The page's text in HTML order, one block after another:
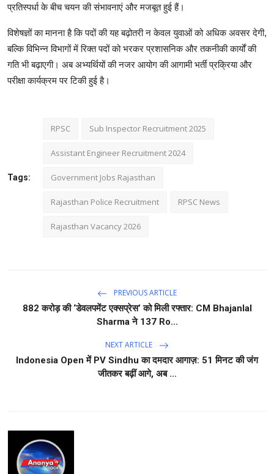
प्रतिस्पर्धा के बीच चयन की संभावनाएं और मजबूत हुई हैं।
विशेषज्ञों का मानना है कि पदों की यह बढ़ोतरी न केवल युवाओं को अधिक अवसर देगी,
बल्कि विभिन्न विभागों में रिक्त पदों को भरकर प्रशासनिक और तकनीकी कार्यों की
गति भी बढ़ाएगी। अब अभ्यर्थियों की नजर आयोग की आगामी भर्ती प्रक्रिया और
परीक्षा कार्यक्रम पर टिकी हुई है।
Tags:
RPSC Sub Inspector Recruitment 2025
Assistant Engineer Recruitment 2024
Government Jobs Rajasthan
Rajasthan Police Recruitment RPSC News
Rajasthan Vacancy 2026
PREVIOUS ARTICLE
882 करोड़ की ‘डेवलपमेंट एक्सप्रेस’ को मिली रफ्तार: CM Bhajanlal
Sharma ने 137 Ro...
NEXT ARTICLE
Indonesia Open में PV Sindhu का दमदार आगाज़: 51 मिनट की जंग
जीतकर बढ़ीं आगे, अब ...